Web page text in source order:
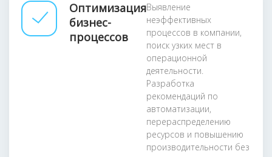
Оптимизация
бизнес-
процессов
Выявление
неэффективных
процессов в компании,
поиск узких мест в
операционной
деятельности.
Разработка
рекомендаций по
автоматизации,
перераспределению
ресурсов и повышению
производительности без